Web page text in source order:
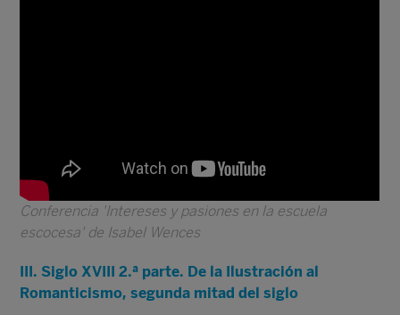
Conferencia 'Intereses y pasiones en la escuela
escocesa' de Isabel Wences
III. Siglo XVIII 2.ª parte. De la Ilustración al
Romanticismo, segunda mitad del siglo